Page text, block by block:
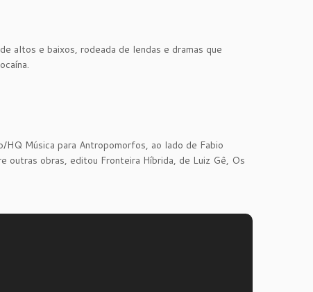
altos e baixos, rodeada de lendas e dramas que
HQ Música para Antropomorfos, ao lado de Fabio
outras obras, editou Fronteira Híbrida, de Luiz Gê, Os